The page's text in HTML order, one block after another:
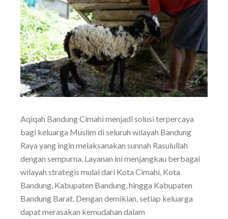
Aqiqah Bandung Cimahi menjadi solusi terpercaya
bagi keluarga Muslim di seluruh wilayah Bandung
Raya yang ingin melaksanakan sunnah Rasulullah
dengan sempurna. Layanan ini menjangkau berbagai
wilayah strategis mulai dari Kota Cimahi, Kota
Bandung, Kabupaten Bandung, hingga Kabupaten
Bandung Barat. Dengan demikian, setiap keluarga
dapat merasakan kemudahan dalam